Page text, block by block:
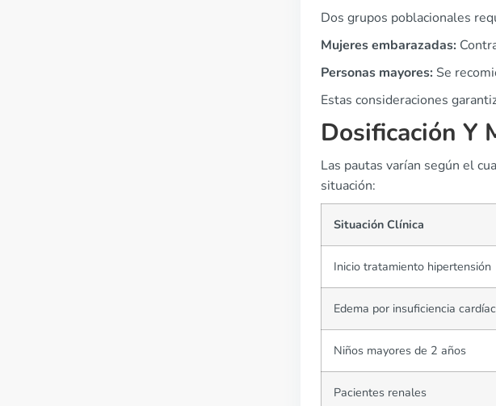
Dos grupos poblacionales
Mujeres embarazadas:
Personas mayores: Se
Estas consideraciones
Dosificación Y
Las pautas varían según el
situación:
Situación Clínica
Inicio tratamiento hipertensión
Edema por insuficiencia
Niños mayores de 2 años
Pacientes renales